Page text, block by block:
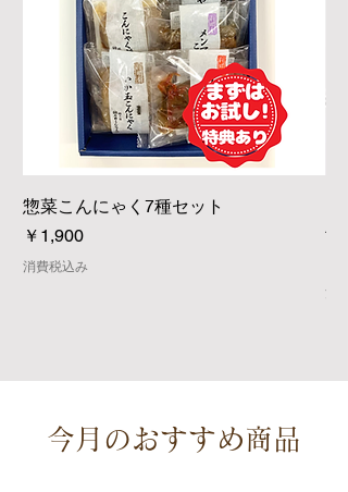
惣菜こんにゃく7種セット
価格
￥1,900
消費税込み
付
消
今月のおすすめ商品